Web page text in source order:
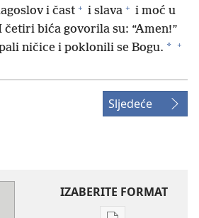
i čast + i slava + i moć u
četiri bića govorila su: “Amen!”
ničice i poklonili se Bogu. * +
Sljedeće
IZABERITE FORMAT